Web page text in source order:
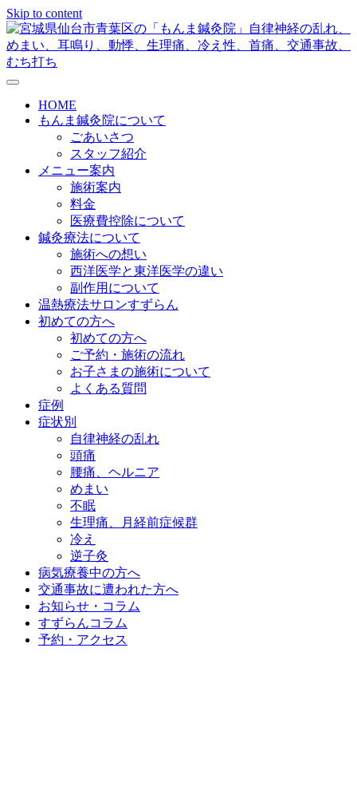
Skip to content
HOME
もんま鍼灸院について
ごあいさつ
スタッフ紹介
メニュー案内
施術案内
料金
医療費控除について
鍼灸療法について
施術への想い
西洋医学と東洋医学の違い
副作用について
温熱療法サロンすずらん
初めての方へ
初めての方へ
ご予約・施術の流れ
お子さまの施術について
よくある質問
症例
症状別
自律神経の乱れ
頭痛
腰痛、ヘルニア
めまい
不眠
生理痛、月経前症候群
冷え
逆子灸
病気療養中の方へ
交通事故に遭われた方へ
お知らせ・コラム
すずらんコラム
予約・アクセス